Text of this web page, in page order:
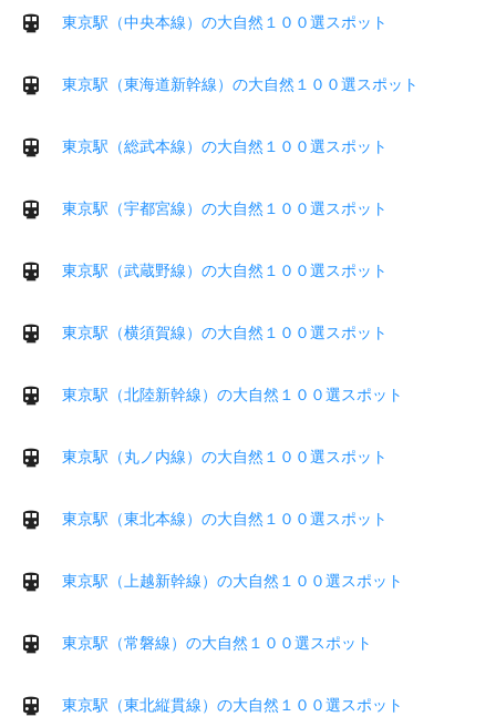
東京駅（中央本線）の大自然１００選スポット
東京駅（東海道新幹線）の大自然１００選スポット
東京駅（総武本線）の大自然１００選スポット
東京駅（宇都宮線）の大自然１００選スポット
東京駅（武蔵野線）の大自然１００選スポット
東京駅（横須賀線）の大自然１００選スポット
東京駅（北陸新幹線）の大自然１００選スポット
東京駅（丸ノ内線）の大自然１００選スポット
東京駅（東北本線）の大自然１００選スポット
東京駅（上越新幹線）の大自然１００選スポット
東京駅（常磐線）の大自然１００選スポット
東京駅（東北縦貫線）の大自然１００選スポット